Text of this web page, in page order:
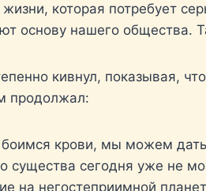
жизни, которая потребует
основу нашего общества.
кивнул, показывая,
продолжал:
крови, мы можем дать
существа сегодня уже не
на негостеприимной